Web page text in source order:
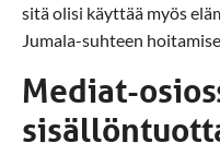
sitä olisi käyttää myös
Jumala-suhteen
Mediat-